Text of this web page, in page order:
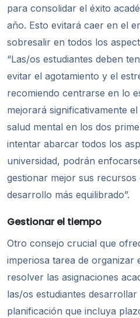
para consolidar el éxito
año. Esto evitará caer en el
sobresalir en todos los
“Las/os estudiantes deben
evitar el agotamiento y el
recomiendo centrarse en lo
mejorará significativamente
salud mental en los dos
intentar abarcar todos los
universidad, podrán
gestionar mejor sus recursos
desarrollo más equilibrado”.
Gestionar el tiempo
Otro consejo crucial que
imperiosa tarea de organizar
resolver las asignaciones
las/os estudiantes desarrollar
planificación que incluya